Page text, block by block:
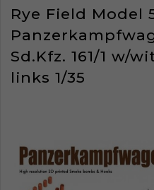
Rye Field Model
Sd.Kfz. 161/1 w/
links 1/35